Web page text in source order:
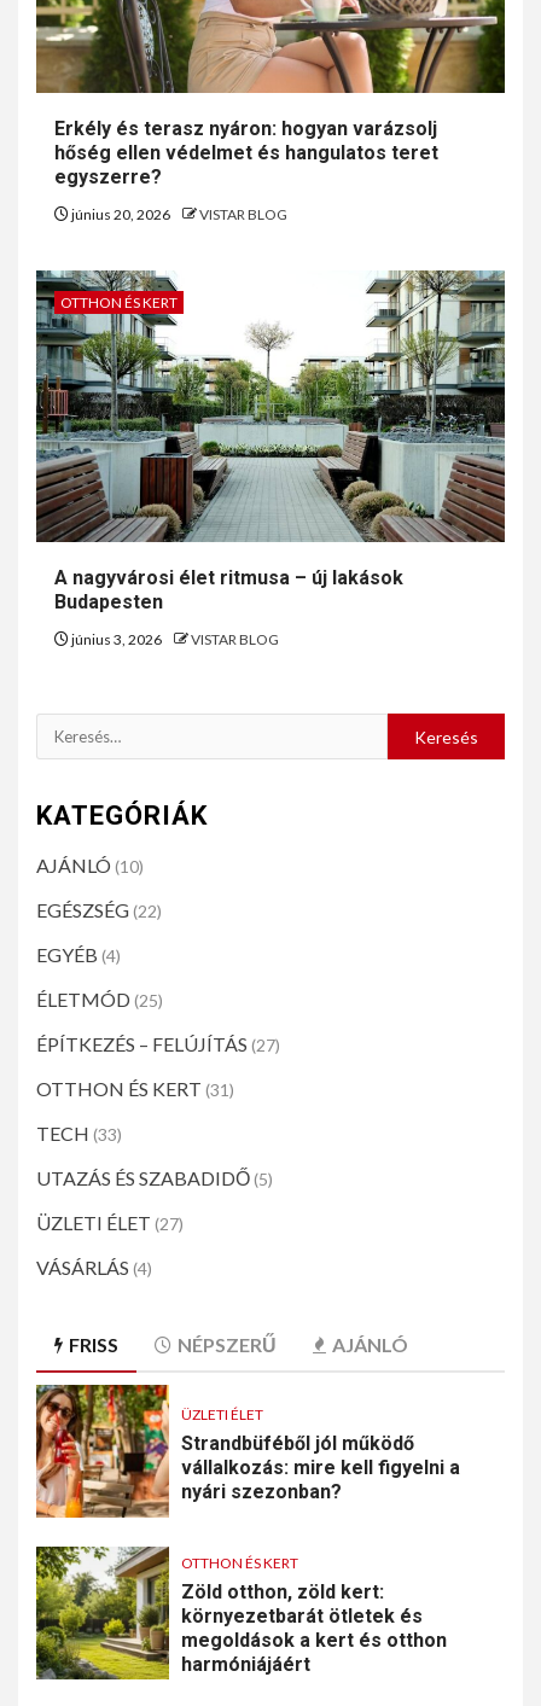
Erkély és terasz nyáron: hogyan varázsolj
hőség ellen védelmet és hangulatos teret
egyszerre?
június 20, 2026 VISTAR BLOG
OTTHON ÉS KERT
A nagyvárosi élet ritmusa – új lakások
Budapesten
június 3, 2026 VISTAR BLOG
KATEGÓRIÁK
AJÁNLÓ (10)
EGÉSZSÉG(22)
EGYÉB (4)
ÉLETMÓD (25)
ÉPÍTKEZÉS – FELÚJÍTÁS (27)
OTTHON ÉS KERT (31)
TECH (33)
UTAZÁS ÉS SZABADIDŐ(5)
ÜZLETI ÉLET (27)
VÁSÁRLÁS (4)
FRISS NÉPSZERŰ AJÁNLÓ
ÜZLETI ÉLET
Strandbüféből jól működő
vállalkozás: mire kell figyelni a
nyári szezonban?
OTTHON ÉS KERT
Zöld otthon, zöld kert:
környezetbarát ötletek és
megoldások a kert és otthon
harmóniájáért